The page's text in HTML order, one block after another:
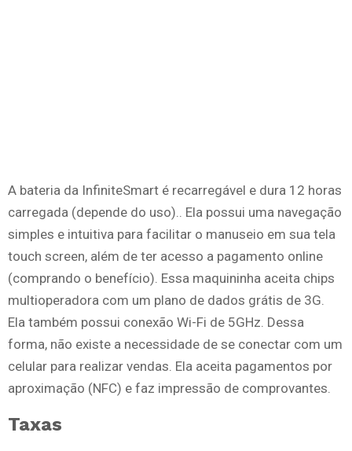
A bateria da InfiniteSmart é recarregável e dura 12 horas
carregada (depende do uso).. Ela possui uma navegação
simples e intuitiva para facilitar o manuseio em sua tela
touch screen, além de ter acesso a pagamento online
(comprando o benefício). Essa maquininha aceita chips
multioperadora com um plano de dados grátis de 3G.
Ela também possui conexão Wi-Fi de 5GHz. Dessa
forma, não existe a necessidade de se conectar com um
celular para realizar vendas. Ela aceita pagamentos por
aproximação (NFC) e faz impressão de comprovantes.
Taxas